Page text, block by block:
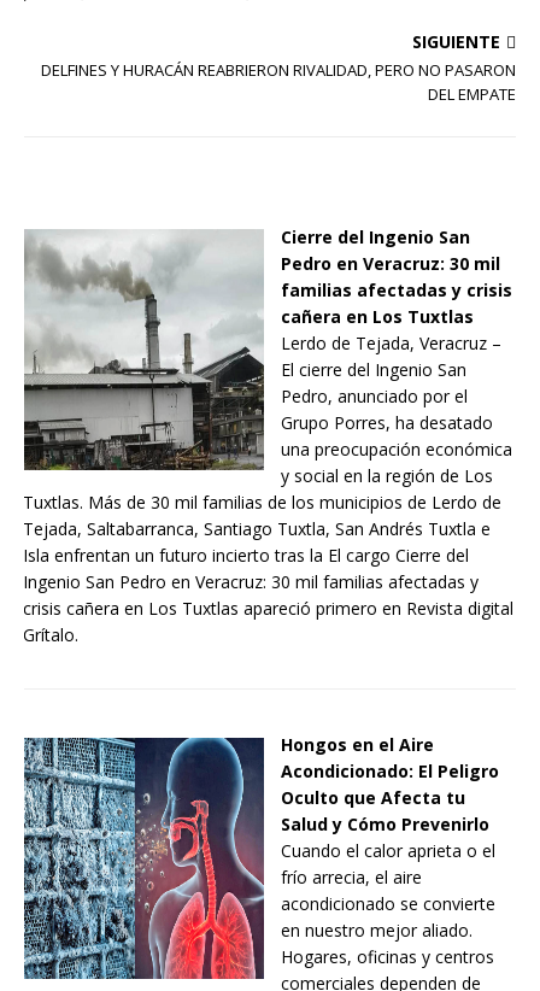
SIGUIENTE
DELFINES Y HURACÁN REABRIERON RIVALIDAD, PERO NO PASARON
DEL EMPATE
Cierre del Ingenio San
Pedro en Veracruz: 30 mil
familias afectadas y crisis
cañera en Los Tuxtlas
Lerdo de Tejada, Veracruz –
El cierre del Ingenio San
Pedro, anunciado por el
Grupo Porres, ha desatado
una preocupación económica
y social en la región de Los
Tuxtlas. Más de 30 mil familias de los municipios de Lerdo de
Tejada, Saltabarranca, Santiago Tuxtla, San Andrés Tuxtla e
Isla enfrentan un futuro incierto tras la El cargo Cierre del
Ingenio San Pedro en Veracruz: 30 mil familias afectadas y
crisis cañera en Los Tuxtlas apareció primero en Revista digital
Grítalo.
Hongos en el Aire
Acondicionado: El Peligro
Oculto que Afecta tu
Salud y Cómo Prevenirlo
Cuando el calor aprieta o el
frío arrecia, el aire
acondicionado se convierte
en nuestro mejor aliado.
Hogares, oficinas y centros
comerciales dependen de